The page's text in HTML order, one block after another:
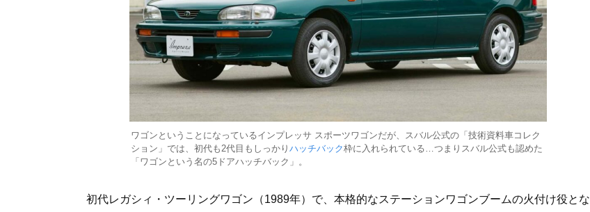
ワゴンということになっているインプレッサ スポーツワゴンだが、スバル公式の「技術資料車コレク
ション」では、初代も2代目もしっかり ハッチバック枠に入れられている…つまりスバル公式も認めた
「ワゴンという名の5ドアハッチバック」。
初代レガシィ・ツーリングワゴン（1989年）で、本格的なステーションワゴンブームの火付け役とな